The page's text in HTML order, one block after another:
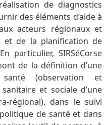
de diagnostics
des éléments d’aide à
acteurs régionaux et
et de la planification de
particulier, SIRSéCorse
de la définition d’une
(observation et
et sociale d’une
régional), dans le suivi
de santé et dans